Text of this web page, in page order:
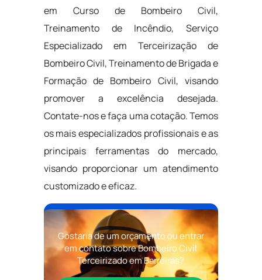
em Curso de Bombeiro Civil,
Treinamento de Incêndio, Serviço
Especializado em Terceirização de
Bombeiro Civil, Treinamento de Brigada e
Formação de Bombeiro Civil, visando
promover a excelência desejada.
Contate-nos e faça uma cotação. Temos
os mais especializados profissionais e as
principais ferramentas do mercado,
visando proporcionar um atendimento
customizado e eficaz.
Gostaria de um orçamento ou entrar
em contato sobre Bombeiro Civil
Terceirizado em Barreiras?